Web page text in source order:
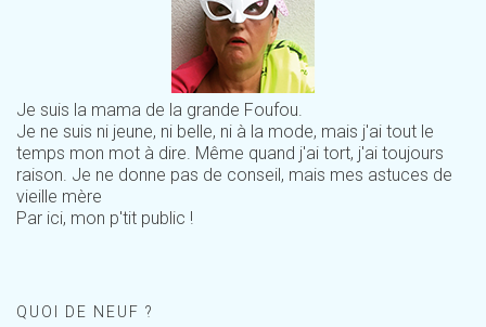
Je suis la mama de la grande Foufou.
Je ne suis ni jeune, ni belle, ni à la mode, mais j'ai tout le
temps mon mot à dire. Même quand j'ai tort, j'ai toujours
raison. Je ne donne pas de conseil, mais mes astuces de
vieille mère
Par ici, mon p'tit public !
QUOI DE NEUF ?